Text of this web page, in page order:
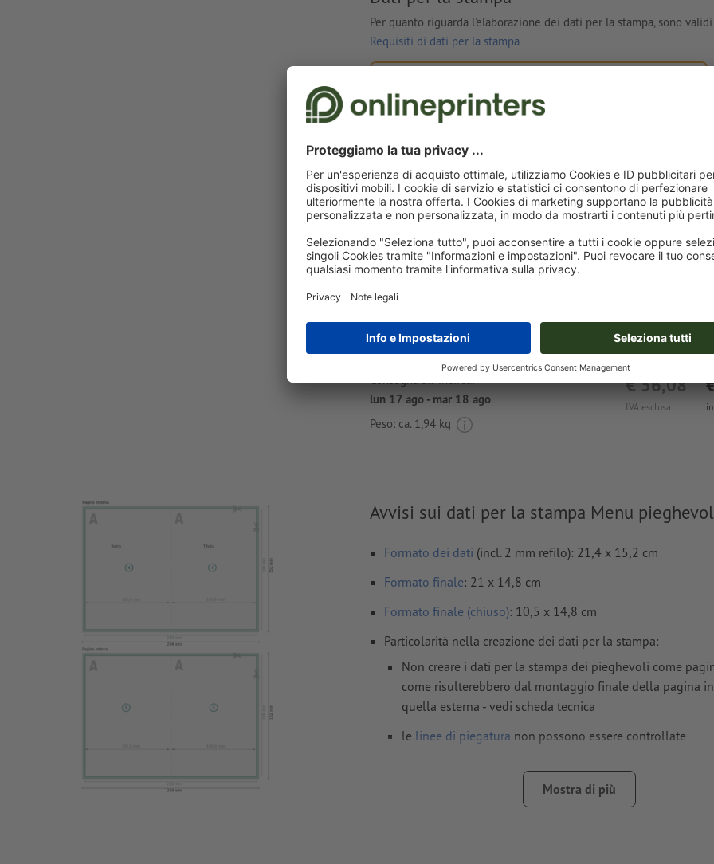
Per quanto riguarda l'elaborazione dei dati per la stampa, sono
Requisiti di dati per la stampa
Dati per la stampa personali
È possibile caricare i dati per la stampa prima o dopo
l'acquisto.
IVA esclusa
€ 56,08
Consegna all' incirca:
lun 17 ago - mar 18 ago
Peso: ca. 1,94 kg
Avvisi sui dati per la stampa Menu
Formato dei dati (incl. 2 mm refilo): 21,4 x 15,2 cm
Formato finale: 21 x 14,8 cm
Formato finale (chiuso): 10,5 x 14,8 cm
Particolarità nella creazione dei dati per la stampa:
Non creare i dati per la stampa dei pieghevoli come
come risulterebbero dal montaggio finale della pagina
quella esterna - vedi scheda tecnica
le linee di piegatura non possono essere controllate
per evitare che il motivo appaia sul lato superiore del
Mostra di più